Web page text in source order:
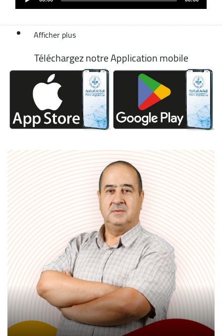
Player
Afficher plus
Téléchargez notre Application mobile